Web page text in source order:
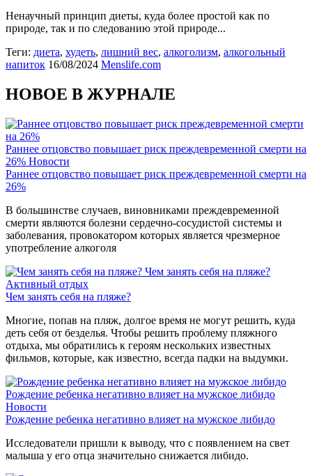
Ненаучный принцип диеты, куда более простой как по
природе, так и по следованию этой природе...
Теги: диета, худеть, лишний вес, алкоголизм, алкогольный
напиток 16/08/2024 Menslife.com
НОВОЕ В ЖУРНАЛЕ
Раннее отцовство повышает риск преждевременной смерти на
26% Новости
Раннее отцовство повышает риск преждевременной смерти на
26%
В большинстве случаев, виновниками преждевременной
смерти являются болезни сердечно-сосудистой системы и
заболевания, провокатором которых является чрезмерное
употребление алкоголя
Чем занять себя на пляже?
Активный отдых
Чем занять себя на пляже?
Многие, попав на пляж, долгое время не могут решить, куда
деть себя от безделья. Чтобы решить проблему пляжного
отдыха, мы обратились к героям нескольких известных
фильмов, которые, как известно, всегда падки на выдумки.
Рождение ребенка негативно влияет на мужское либидо
Новости
Рождение ребенка негативно влияет на мужское либидо
Исследователи пришли к выводу, что с появлением на свет
малыша у его отца значительно снижается либидо.